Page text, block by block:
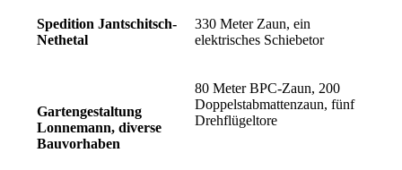
Spedition Jantschitsch-
Nethetal
330 Meter Zaun, ein
elektrisches Schiebetor
Gartengestaltung
Lonnemann, diverse
Bauvorhaben
80 Meter BPC-Zaun, 200
Doppelstabmattenzaun, fünf
Drehflügeltore